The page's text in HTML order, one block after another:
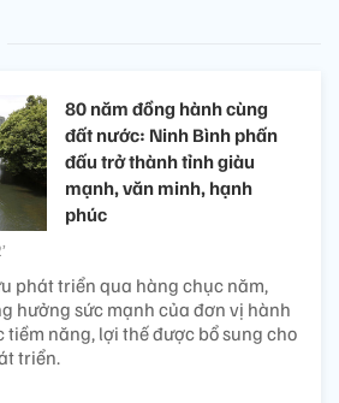
80 năm đồng hành cùng
đất nước: Ninh Bình phấn
đấu trở thành tỉnh giàu
mạnh, văn minh, hạnh
phúc
phát triển qua hàng chục năm,
hưởng sức mạnh của đơn vị hành
năng, lợi thế được bổ sung cho
triển.